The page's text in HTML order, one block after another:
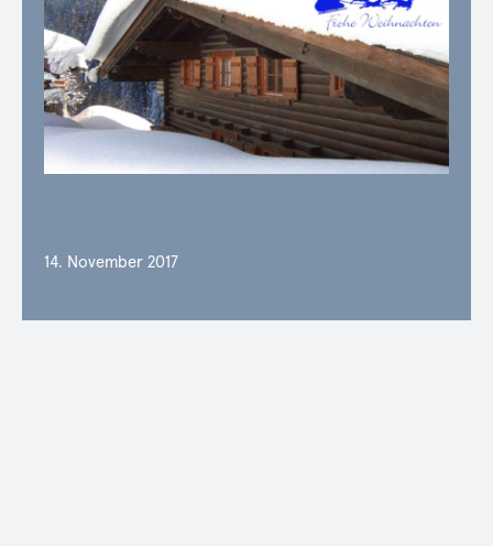
14. November 2017